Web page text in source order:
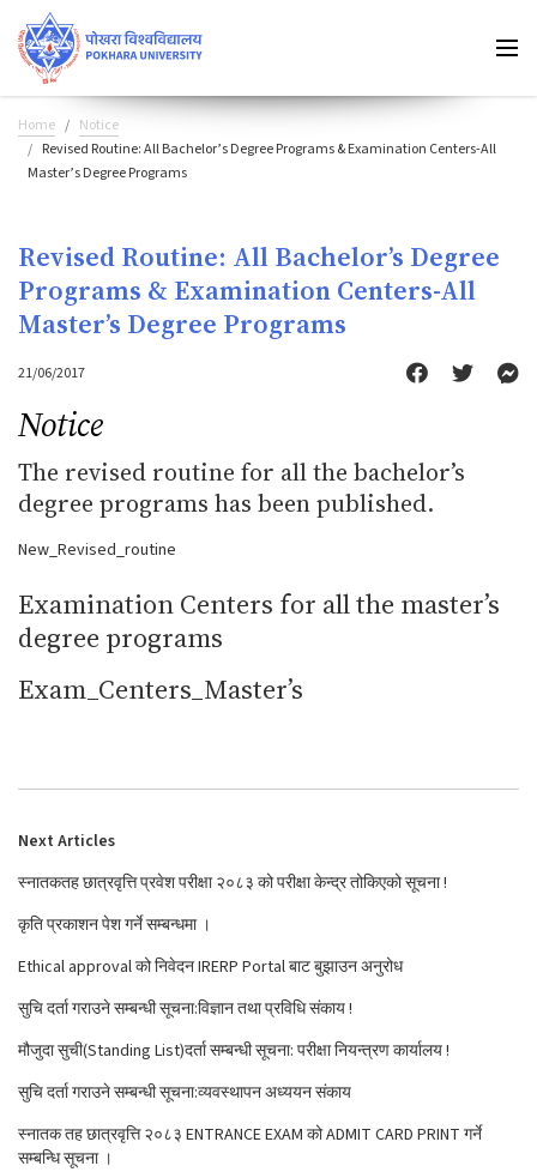
Home
Notice
Revised Routine: All Bachelor’s Degree Programs & Examination Centers-All
Master’s Degree Programs
Revised Routine: All Bachelor’s Degree
Programs & Examination Centers-All
Master’s Degree Programs
21/06/2017
Notice
The revised routine for all the bachelor’s
degree programs has been published.
New_Revised_routine
Examination Centers for all the master’s
degree programs
Exam_Centers_Master’s
Next Articles
स्नातकतह छात्रवृत्ति प्रवेश परीक्षा २०८३ को परीक्षा केन्द्र तोकिएको सूचना !
कृति प्रकाशन पेश गर्ने सम्बन्धमा ।
Ethical approval को निवेदन IRERP Portal बाट बुझाउन अनुरोध
सुचि दर्ता गराउने सम्बन्धी सूचना:विज्ञान तथा प्रविधि संकाय !
मौजुदा सुची(Standing List)दर्ता सम्बन्धी सूचना: परीक्षा नियन्त्रण कार्यालय !
सुचि दर्ता गराउने सम्बन्धी सूचना:व्यवस्थापन अध्ययन संकाय
स्नातक तह छात्रवृत्ति २०८३ ENTRANCE EXAM को ADMIT CARD PRINT गर्ने
सम्बन्धि सूचना ।